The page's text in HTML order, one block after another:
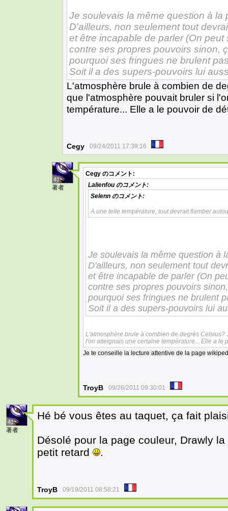
Je soulevais la même question à la
D'ailleurs, non seulement tout
et être incapable de parler (On
contre ses propres pouvoirs sinon,
pourquoi ses fringues ne brulent
Soit il a des supers-pouvoirs lui
L'atmosphère brule à combien de
que l'atmosphère pouvait bruler si
température... Elle a le pouvoir de
Cegy 09/24/2011 17:39:16
41
著者
Cegy のコメント:
Lalienfou のコメント:
Selenn のコメント:
A une telle température, tout devrait flamber
Je soulevais la même question à
D'ailleurs, non seulement tout
et être incapable de parler (On
contre ses propres pouvoirs
pourquoi ses fringues ne brulent
Soit il a des supers-pouvoirs lui
L'atmosphère brule à combien de degrés
l'on atteignais une certaine température... Elle a le
Je te conseille la lecture attentive de la page
TroyB 09/26/2011 09:30:01
41
著者
Hé bé vous êtes au taquet, ça fait
Désolé pour la page couleur, Drawly
petit retard
.
TroyB 09/19/2011 08:58:21